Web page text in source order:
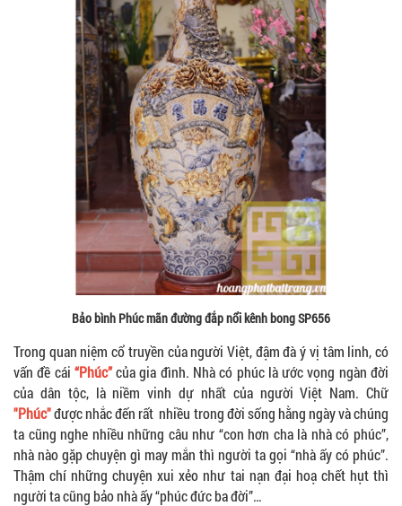
Bảo bình Phúc mãn đường đắp nổi kênh bong SP656
Trong quan niệm cổ truyền của người Việt, đậm đà ý vị tâm linh, có
vấn đề cái “Phúc”của gia đình. Nhà có phúc là ước vọng ngàn đời
của dân tộc, là niềm vinh dự nhất của người Việt Nam. Chữ
"Phúc"được nhắc đến rất nhiều trong đời sống hằng ngày và chúng
ta cũng nghe nhiều những câu như “con hơn cha là nhà có phúc”,
nhà nào gặp chuyện gì may mắn thì người ta gọi “nhà ấy có phúc”.
Thậm chí những chuyện xui xẻo như tai nạn đại hoạ chết hụt thì
người ta cũng bảo nhà ấy “phúc đức ba đời”…